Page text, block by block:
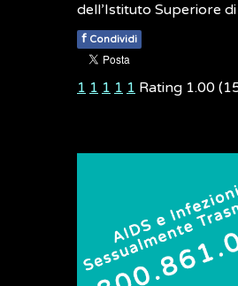
dell’Istituto Superiore di
f Condividi
1 1 1 1 1 Rating 1.00